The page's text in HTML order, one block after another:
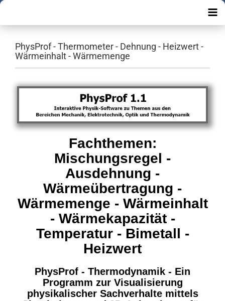
PhysProf - Thermometer - Dehnung - Heizwert -
Wärmeinhalt - Wärmemenge
Fachthemen:
Mischungsregel -
Ausdehnung -
Wärmeübertragung -
Wärmemenge - Wärmeinhalt
- Wärmekapazität -
Temperatur - Bimetall -
Heizwert
PhysProf - Thermodynamik - Ein
Programm zur Visualisierung
physikalischer Sachverhalte mittels